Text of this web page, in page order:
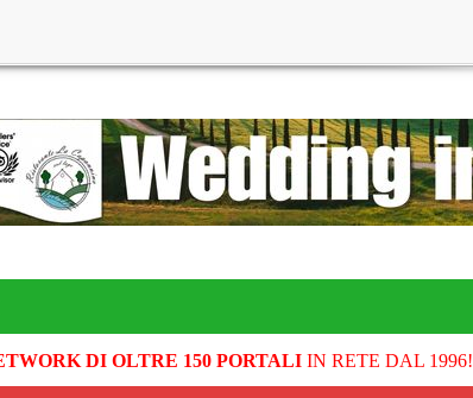
DI OLTRE 150 PORTALIIN RETE DAL 1996!